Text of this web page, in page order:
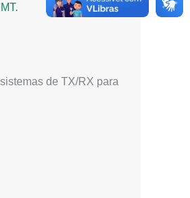
de TX/RX para